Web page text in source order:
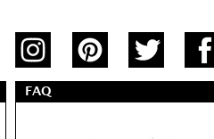
FAQ